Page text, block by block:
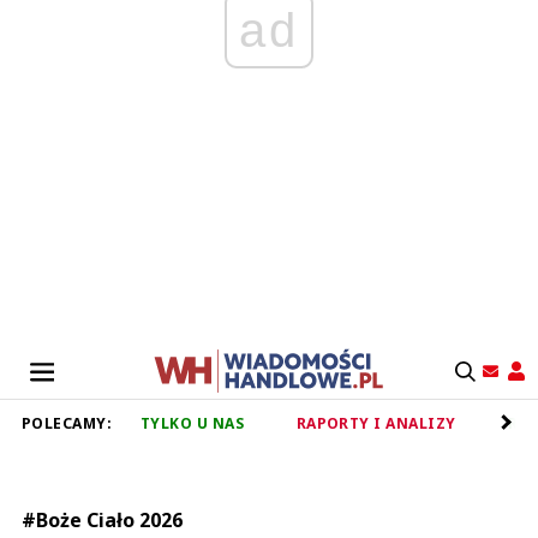
ad
POLECAMY: TYLKO U NAS RAPORTY I ANALIZY
#Boże Ciało 2026